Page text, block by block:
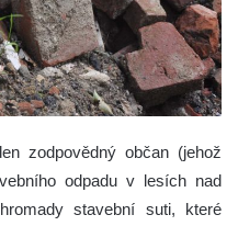
zodpovědný občan (jehož
odpadu v lesích nad
stavební suti, které